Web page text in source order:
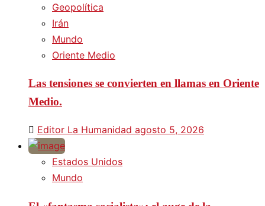
Geopolítica
Irán
Mundo
Oriente Medio
Las tensiones se convierten en llamas en Oriente
Medio.
Editor La Humanidad agosto 5, 2026
Estados Unidos
Mundo